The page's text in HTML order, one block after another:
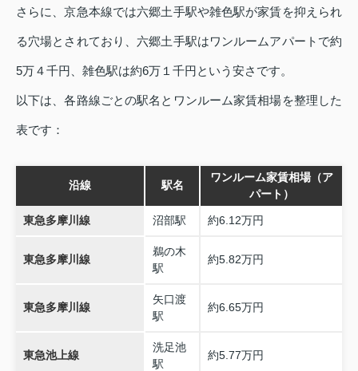
さらに、京急本線では六郷土手駅や雑色駅が家賃を抑えられ
る穴場とされており、六郷土手駅はワンルームアパートで約
5万４千円、雑色駅は約6万１千円という安さです。
以下は、各路線ごとの駅名とワンルーム家賃相場を整理した
表です：
沿線 駅名
ワンルーム家賃相場（ア
パート）
東急多摩川線 沼部駅 約6.12万円
東急多摩川線
鵜の木
駅
約5.82万円
東急多摩川線
矢口渡
駅
約6.65万円
東急池上線
洗足池
駅
約5.77万円